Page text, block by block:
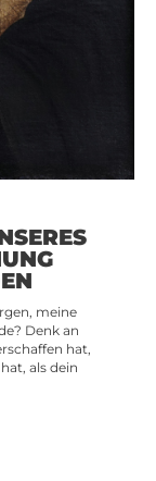
meine
Denk an
hat,
als dein